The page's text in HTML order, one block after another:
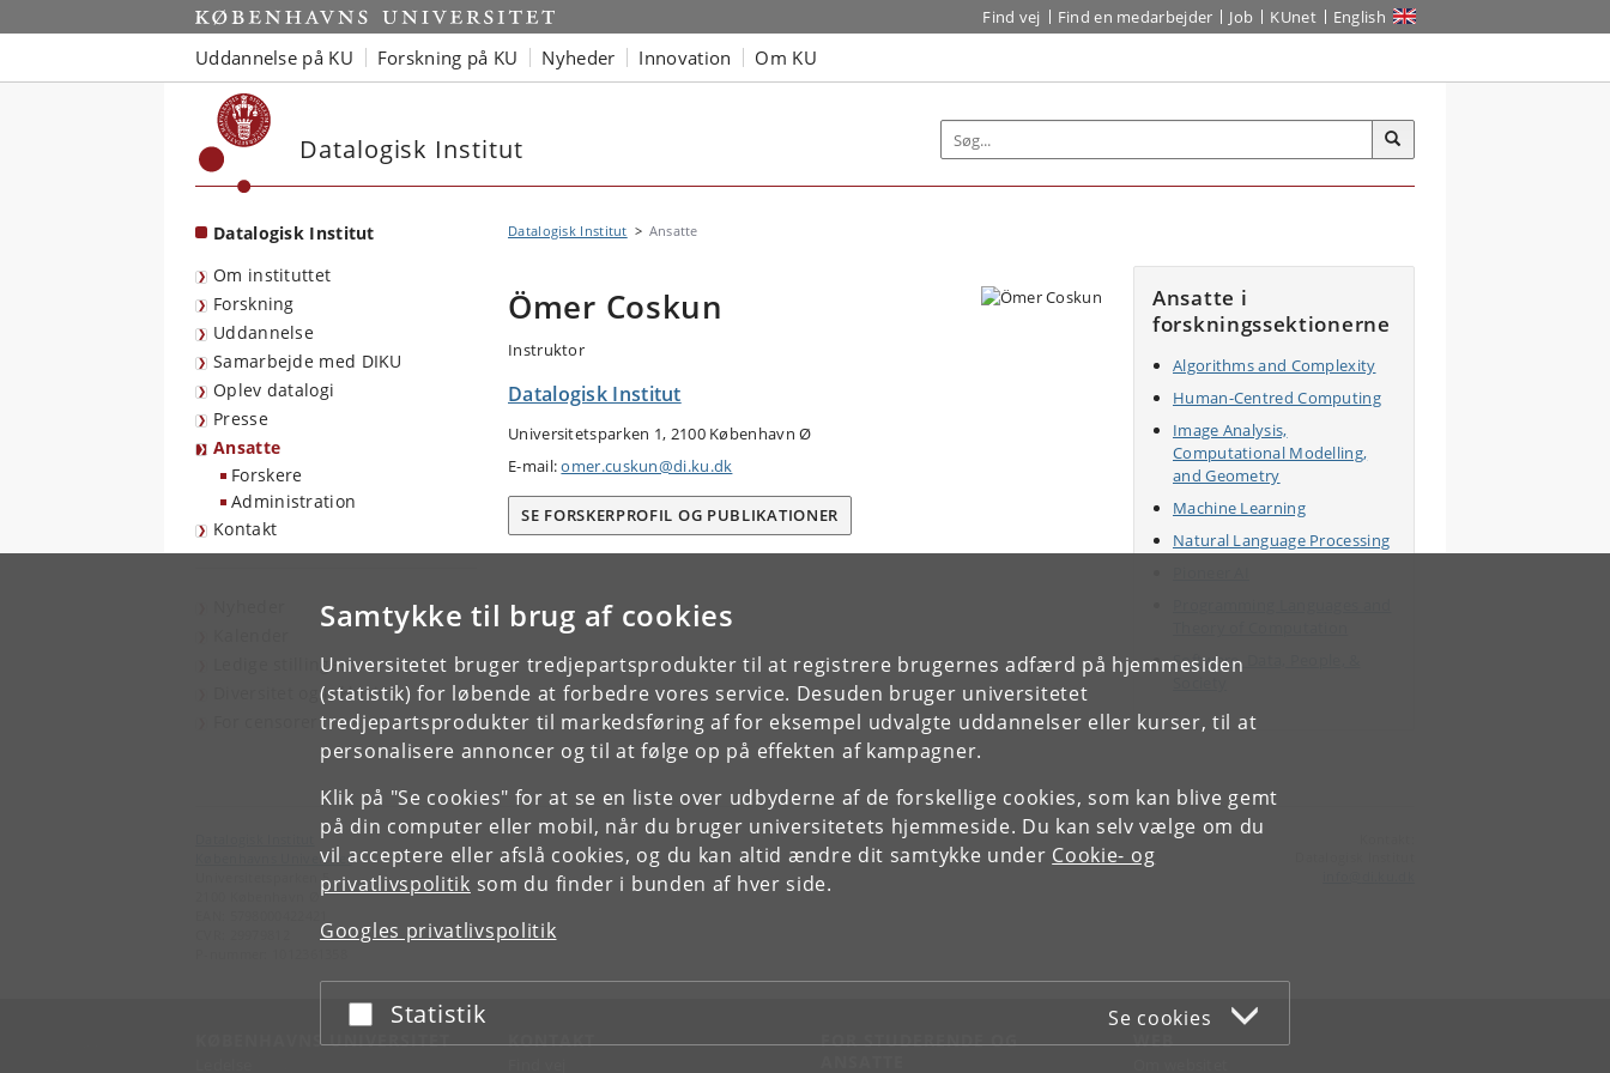
Samtykke til brug af cookies
Universitetet bruger tredjepartsprodukter til at registrere brugernes adfærd på hjemmesiden
(statistik) for løbende at forbedre vores service. Desuden bruger universitetet
tredjepartsprodukter til markedsføring af for eksempel udvalgte uddannelser eller kurser, til at
personalisere annoncer og til at følge op på effekten af kampagner.
Klik på "Se cookies" for at se en liste over udbyderne af de forskellige cookies, som kan blive gemt
på din computer eller mobil, når du bruger universitetets hjemmeside. Du kan selv vælge om du
vil acceptere eller afslå cookies, og du kan altid ændre dit samtykke under Cookie- og
privatlivspolitik som du finder i bunden af hver side.
Googles privatlivspolitik
Acceptér eller afslå
Statistik Se cookies
Start Find vej Find en medarbejder Job KUnet English
Uddannelse på KU Forskning på KU Nyheder Innovation Om KU
Datalogisk Institut
Datalogisk Institut
Om instituttet
Forskning
Uddannelse
Samarbejde med DIKU
Oplev datalogi
Presse
Ansatte
Forskere
Administration
Kontakt
Ledige stillinger
Diversitet og inklusion
Datalogisk Institut Ansatte
Ömer Coskun
Instruktor
Datalogisk Institut
Universitetsparken 1, 2100 København Ø
E-mail:omer.cuskun@di.ku.dk
SE FORSKERPROFIL OG PUBLIKATIONER
Ansatte i
forskningssektionerne
Algorithms and Complexity
Human-Centred Computing
Image Analysis,
Computational Modelling,
and Geometry
Machine Learning
Natural Language Processing
Software, Data, People, &
Københavns Universitet
Universitetsparken 5
KØBENHAVNS UNIVERSITET KONTAKT
FOR STUDERENDE OG
WEB